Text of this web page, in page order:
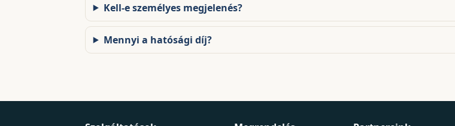
Kell-e személyes megjelenés?
Mennyi a hatósági díj?